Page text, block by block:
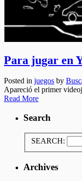
Para jugar en
Posted in juegos by
Apareció el primer
Read More
Search
SEARCH:
Archives